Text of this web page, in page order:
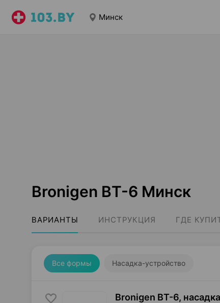
Минск
Bronigen ВТ-6 Минск
ВАРИАНТЫ ИНСТРУКЦИЯ ГДЕ
Все формы Насадка-устройство
Bronigen ВТ-6,